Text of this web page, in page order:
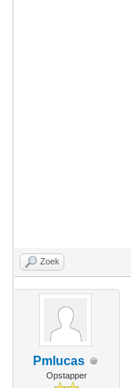
Zoek
Pmlucas
Opstapper